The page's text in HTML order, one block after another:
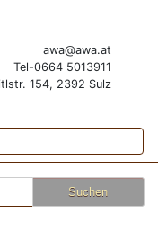
awa@awa.at
Tel-0664 5013911
154, 2392 Sulz